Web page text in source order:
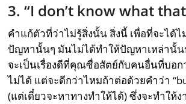
3. “I don’t know what
คำแก้ตัวที่ว่าไม่รู้สิ่งนั้น สิ่งนี้ เพื่อที่จะได้ไ
ปัญหานั้นๆ มันไม่ได้ทำให้ปัญหาเหล่านั้
จะเป็นเรื่องดีที่คุณซื่อสัตย์กับคนอื่นที่บอ
ไม่ได้ แต่จะดีกว่าไหมถ้าต่อด้วยคำว่า
(แต่เดี๋ยวจะหาทางทำให้ได้) ซึ่งจะทำให้